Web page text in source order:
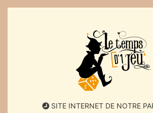
SITE INTERNET DE NOTRE